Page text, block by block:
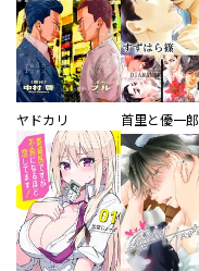
ヤドカリ 首里と優一郎